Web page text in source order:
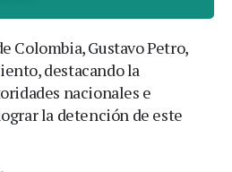
Colombia, Gustavo Petro,
destacando la
nacionales e
la detención de este